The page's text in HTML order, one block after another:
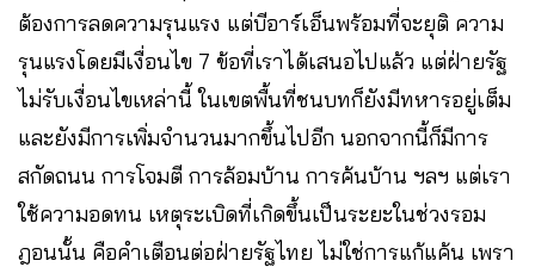
ต้องการลดความรุนแรง แต่บีอาร์เอ็นพร้อมที่จะยุติ ความ
รุนแรงโดยมีเงื่อนไข 7 ข้อที่เราได้เสนอไปแล้ว แต่ฝ่ายรัฐ
ไม่รับเงื่อนไขเหล่านี้ ในเขตพื้นที่ชนบทก็ยังมีทหารอยู่เต็ม
และยังมีการเพิ่มจำนวนมากขึ้นไปอีก นอกจากนี้ก็มีการ
สกัดถนน การโจมตี การล้อมบ้าน การค้นบ้าน ฯลฯ แต่เรา
ใช้ความอดทน เหตุระเบิดที่เกิดขึ้นเป็นระยะในช่วงรอม
ฎอนนั้น คือคำเตือนต่อฝ่ายรัฐไทย ไม่ใช่การแก้แค้น เพรา